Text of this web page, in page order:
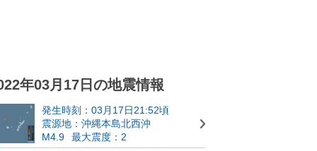
年03月17日の地震情報
発生時刻：03月17日21:52頃
震源地：沖縄本島北西沖
M4.9
最大震度：2